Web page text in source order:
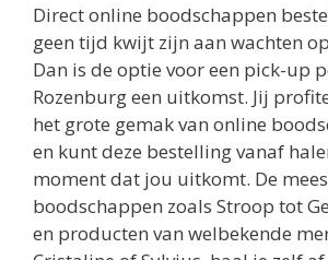
Direct online boodschappen
geen tijd kwijt zijn aan wachten
Dan is de optie voor een pick-up
Rozenburg een uitkomst. Jij
het grote gemak van online
en kunt deze bestelling vanaf
moment dat jou uitkomt. De
boodschappen zoals Stroop tot
en producten van welbekende